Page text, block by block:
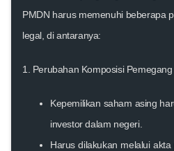
PMDN harus memenuhi beberapa
legal, di antaranya:
1. Perubahan Komposisi
Kepemilikan saham asing
investor dalam negeri.
Harus dilakukan melalui